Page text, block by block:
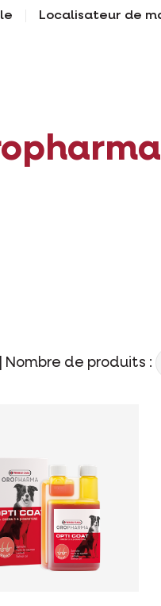
Localisateur de
Nombre de produits :